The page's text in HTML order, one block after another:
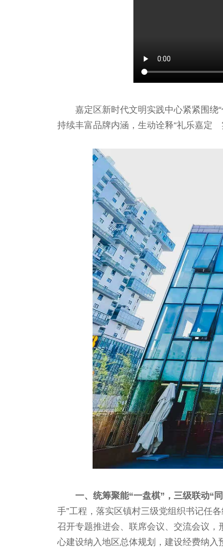
嘉定区新时代文明实践中心紧紧围绕
持续丰富品牌内涵，生动诠释“礼乐嘉定
一、统筹聚能“一盘棋”，三级联动“
手”工程，落实区镇村三级党组织书记任
召开专题推进会、联席会议、交流会议
心建设纳入地区总体规划，建设经费纳